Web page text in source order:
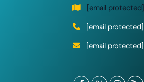
[email protected]
[email protected]
[email protected]